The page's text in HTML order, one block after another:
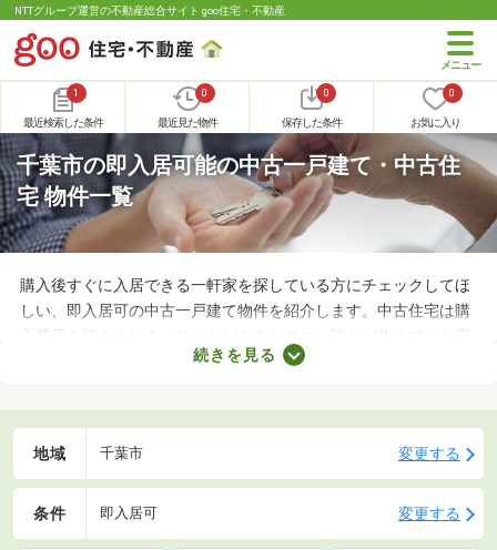
NTTグループ運営の不動産総合サイト goo住宅・不動産
1
最近検索した条件
0
最近見た物件
0
保存した条件
0
お気に入り
千葉市の即入居可能の中古一戸建て・中古住
宅 物件一覧
購入後すぐに入居できる一軒家を探している方にチェックしてほ
しい、即入居可の中古一戸建て物件を紹介します。中古住宅は購
入費用を抑えられるメリットがあるものの、誰かが住んでいた家
なのでクリーニングが必須。即入居可の物件はクリーニング済み
ならない方は、即入居可の物件から気になる家を見つけてくださ
続きを見る
地域 千葉市 変更する
条件 即入居可 変更する